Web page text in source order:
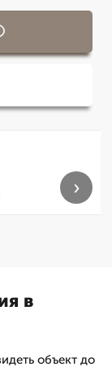
›
в
объект до